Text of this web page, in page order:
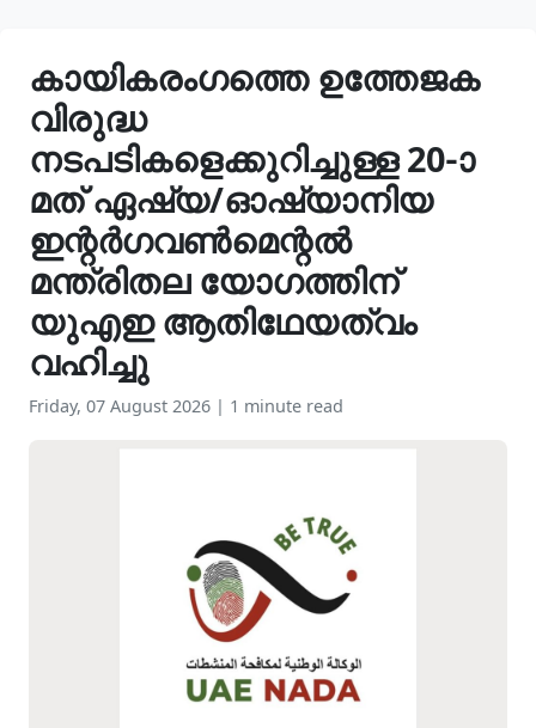
കായികരംഗത്തെ ഉത്തേജക
വിരുദ്ധ
നടപടികളെക്കുറിച്ചുള്ള 20-ാ
മത് ഏഷ്യ/ഓഷ്യാനിയ
ഇന്റർഗവൺമെന്റൽ
മന്ത്രിതല യോഗത്തിന്
യുഎഇ ആതിഥേയത്വം
വഹിച്ചു
Friday, 07 August 2026 | 1 minute read